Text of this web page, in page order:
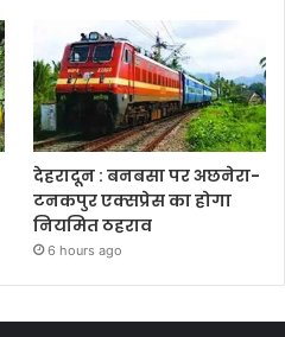
देहरादून : बनबसा पर अछनेरा-
टनकपुर एक्सप्रेस का होगा
नियमित ठहराव
6 hours ago